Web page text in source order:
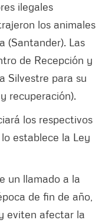
ilegales
los animales
(Santander). Las
de Recepción y
Silvestre para su
recuperación).
los respectivos
establece la Ley
un llamado a la
de fin de año,
eviten afectar la